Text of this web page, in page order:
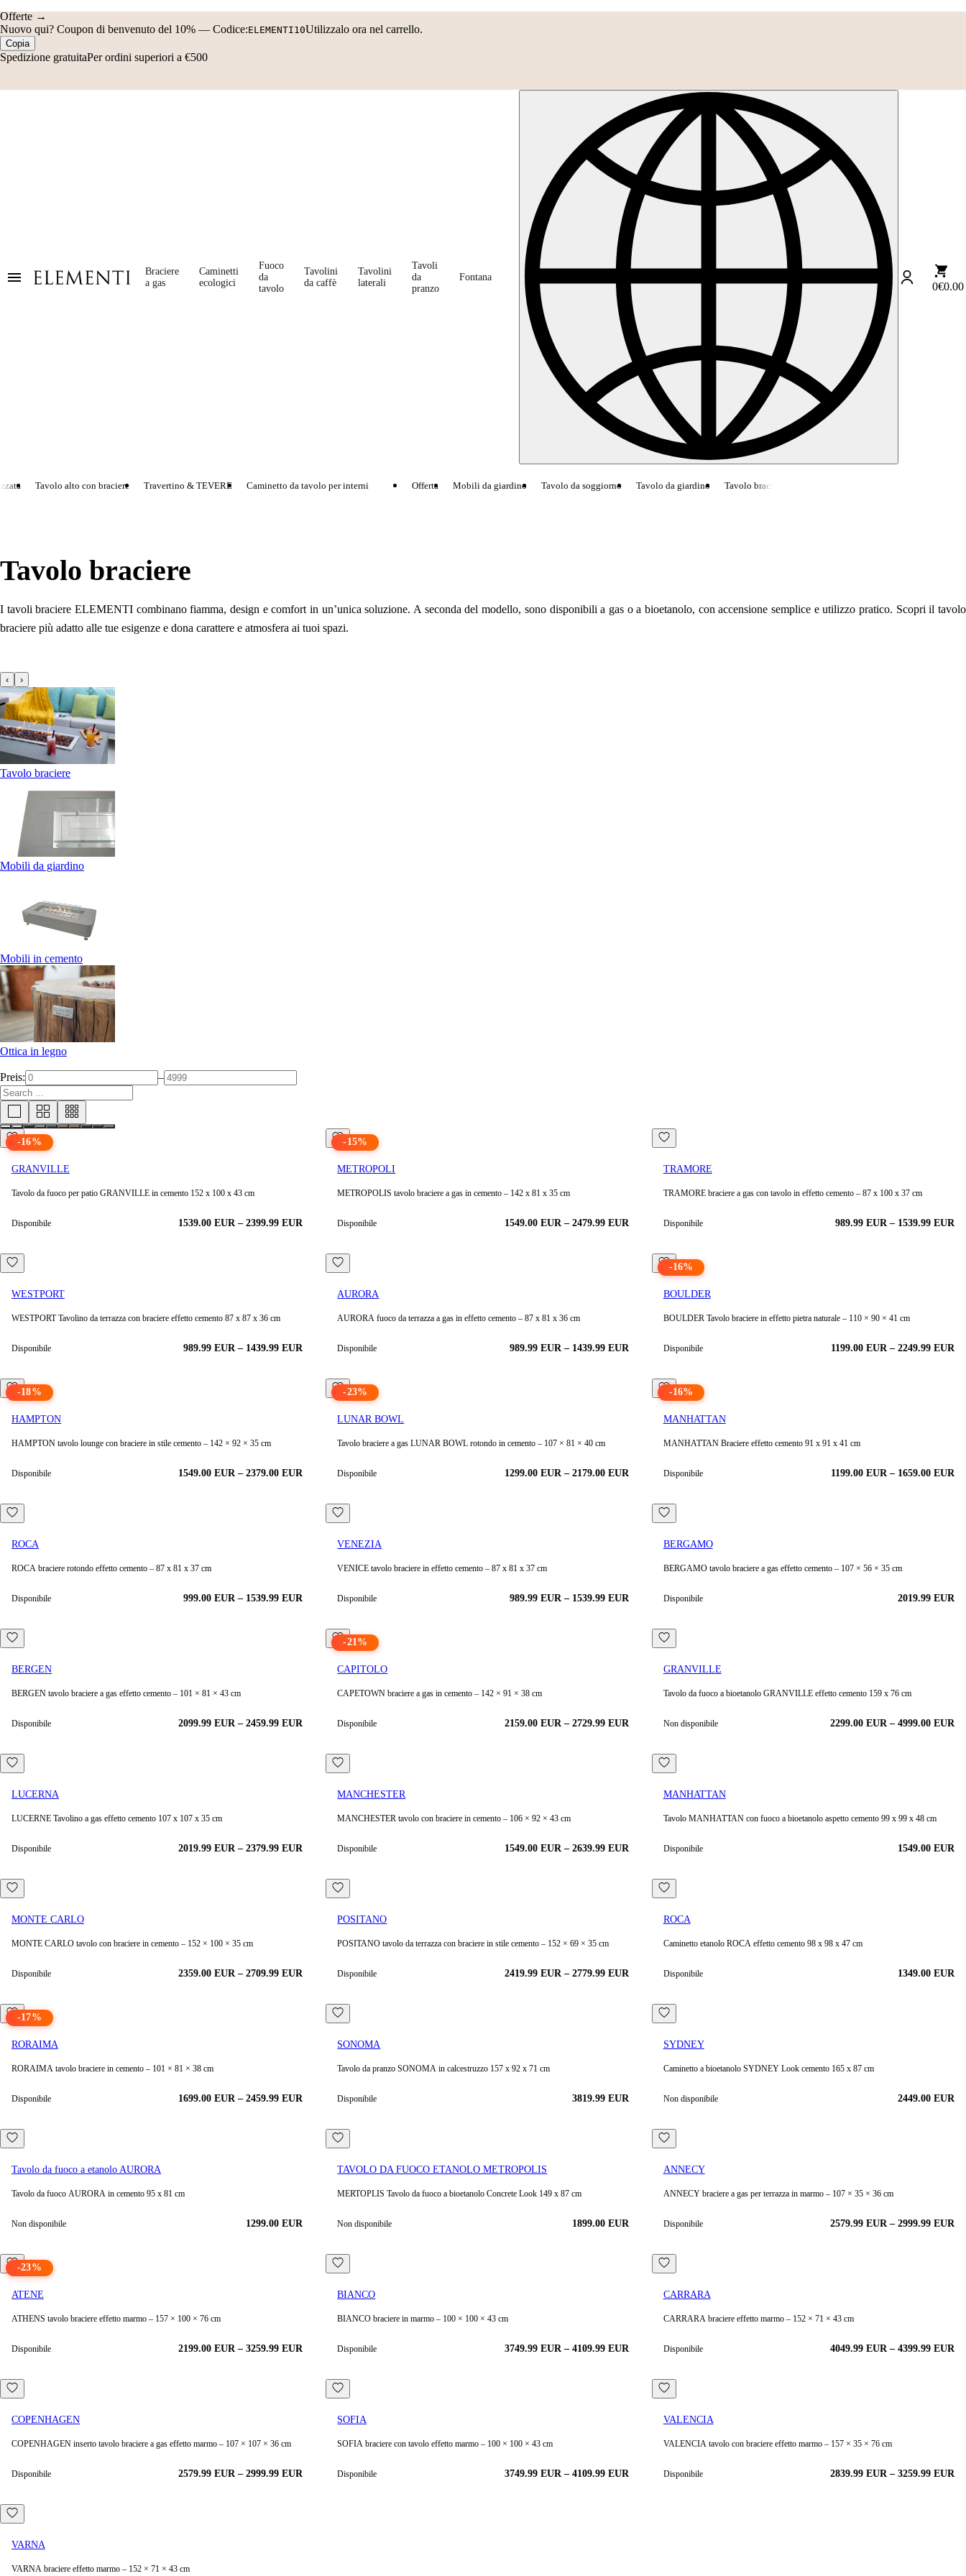
Offerte →
Nuovo qui? Coupon di benvenuto del 10% — Codice:ELEMENTI10Utilizzalo ora nel carrello.
Copia
Spedizione gratuitaPer ordini superiori a €500
Braciere
a gas
Caminetti
ecologici
Fuoco
da
tavolo
Tavolini
da caffè
Tavolini
laterali
Tavoli
da
pranzo
Fontana
0€0.00
Tavolo alto con braciere Travertino & TEVERE Caminetto da tavolo per interni Offerta Mobili da giardino Tavolo da soggiorno Tavolo da giardino Tavolo braciere
Tavolo braciere
I tavoli braciere ELEMENTI combinano fiamma, design e comfort in un’unica soluzione. A seconda del modello, sono disponibili a gas o a bioetanolo, con accensione semplice e utilizzo pratico. Scopri il tavolo
braciere più adatto alle tue esigenze e dona carattere e atmosfera ai tuoi spazi.
‹ ›
Tavolo braciere
Mobili da giardino
Mobili in cemento
Ottica in legno
Preis: –
-16%
GRANVILLE
Tavolo da fuoco per patio GRANVILLE in cemento 152 x 100 x 43 cm
Disponibile 1539.00 EUR –2399.99 EUR
-15%
METROPOLI
METROPOLIS tavolo braciere a gas in cemento – 142 x 81 x 35 cm
Disponibile 1549.00 EUR – 2479.99 EUR
TRAMORE
TRAMORE braciere a gas con tavolo in effetto cemento – 87 x 100 x 37 cm
Disponibile 989.99 EUR – 1539.99 EUR
WESTPORT
WESTPORT Tavolino da terrazza con braciere effetto cemento 87 x 87 x 36 cm
Disponibile 989.99 EUR – 1439.99 EUR
AURORA
AURORA fuoco da terrazza a gas in effetto cemento – 87 x 81 x 36 cm
Disponibile 989.99 EUR – 1439.99 EUR
-16%
BOULDER
BOULDER Tavolo braciere in effetto pietra naturale – 110 × 90 × 41 cm
Disponibile 1199.00 EUR – 2249.99 EUR
-18%
HAMPTON
HAMPTON tavolo lounge con braciere in stile cemento – 142 × 92 × 35 cm
Disponibile 1549.00 EUR –2379.00 EUR
-23%
LUNAR BOWL
Tavolo braciere a gas LUNAR BOWL rotondo in cemento – 107 × 81 × 40 cm
Disponibile 1299.00 EUR – 2179.00 EUR
-16%
MANHATTAN
MANHATTAN Braciere effetto cemento 91 x 91 x 41 cm
Disponibile 1199.00 EUR – 1659.00 EUR
ROCA
ROCA braciere rotondo effetto cemento – 87 x 81 x 37 cm
Disponibile 999.00 EUR – 1539.99 EUR
VENEZIA
VENICE tavolo braciere in effetto cemento – 87 x 81 x 37 cm
Disponibile 989.99 EUR – 1539.99 EUR
BERGAMO
BERGAMO tavolo braciere a gas effetto cemento – 107 × 56 × 35 cm
Disponibile 2019.99 EUR
BERGEN
BERGEN tavolo braciere a gas effetto cemento – 101 × 81 × 43 cm
Disponibile 2099.99 EUR –2459.99 EUR
-21%
CAPITOLO
CAPETOWN braciere a gas in cemento – 142 × 91 × 38 cm
Disponibile 2159.00 EUR – 2729.99 EUR
GRANVILLE
Tavolo da fuoco a bioetanolo GRANVILLE effetto cemento 159 x 76 cm
Non disponibile 2299.00 EUR – 4999.00 EUR
LUCERNA
LUCERNE Tavolino a gas effetto cemento 107 x 107 x 35 cm
Disponibile 2019.99 EUR –2379.99 EUR
MANCHESTER
MANCHESTER tavolo con braciere in cemento – 106 × 92 × 43 cm
Disponibile 1549.00 EUR – 2639.99 EUR
MANHATTAN
Tavolo MANHATTAN con fuoco a bioetanolo aspetto cemento 99 x 99 x 48 cm
Disponibile 1549.00 EUR
MONTE CARLO
MONTE CARLO tavolo con braciere in cemento – 152 × 100 × 35 cm
Disponibile 2359.00 EUR –2709.99 EUR
POSITANO
POSITANO tavolo da terrazza con braciere in stile cemento – 152 × 69 × 35 cm
Disponibile 2419.99 EUR – 2779.99 EUR
ROCA
Caminetto etanolo ROCA effetto cemento 98 x 98 x 47 cm
Disponibile 1349.00 EUR
-17%
RORAIMA
RORAIMA tavolo braciere in cemento – 101 × 81 × 38 cm
Disponibile 1699.00 EUR –2459.99 EUR
SONOMA
Tavolo da pranzo SONOMA in calcestruzzo 157 x 92 x 71 cm
Disponibile 3819.99 EUR
SYDNEY
Caminetto a bioetanolo SYDNEY Look cemento 165 x 87 cm
Non disponibile 2449.00 EUR
Tavolo da fuoco a etanolo AURORA
Tavolo da fuoco AURORA in cemento 95 x 81 cm
Non disponibile 1299.00 EUR
TAVOLO DA FUOCO ETANOLO METROPOLIS
MERTOPLIS Tavolo da fuoco a bioetanolo Concrete Look 149 x 87 cm
Non disponibile 1899.00 EUR
ANNECY
ANNECY braciere a gas per terrazza in marmo – 107 × 35 × 36 cm
Disponibile 2579.99 EUR – 2999.99 EUR
-23%
ATENE
ATHENS tavolo braciere effetto marmo – 157 × 100 × 76 cm
Disponibile 2199.00 EUR –3259.99 EUR
BIANCO
BIANCO braciere in marmo – 100 × 100 × 43 cm
Disponibile 3749.99 EUR – 4109.99 EUR
CARRARA
CARRARA braciere effetto marmo – 152 × 71 × 43 cm
Disponibile 4049.99 EUR – 4399.99 EUR
COPENHAGEN
COPENHAGEN inserto tavolo braciere a gas effetto marmo – 107 × 107 × 36 cm
Disponibile 2579.99 EUR –2999.99 EUR
SOFIA
SOFIA braciere con tavolo effetto marmo – 100 × 100 × 43 cm
Disponibile 3749.99 EUR – 4109.99 EUR
VALENCIA
VALENCIA tavolo con braciere effetto marmo – 157 × 35 × 76 cm
Disponibile 2839.99 EUR – 3259.99 EUR
VARNA
VARNA braciere effetto marmo – 152 × 71 × 43 cm